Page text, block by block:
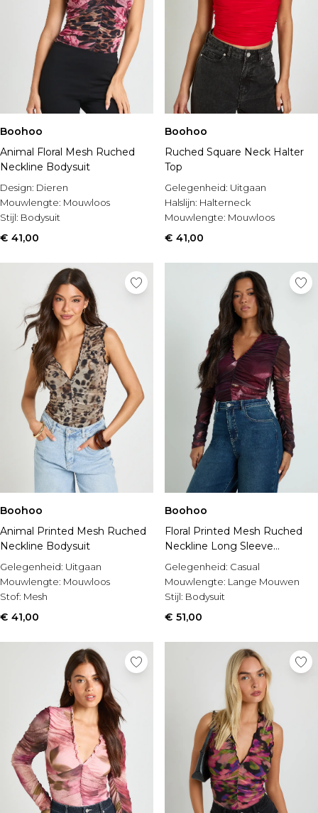
Boohoo
Animal Floral Mesh Ruched
Neckline Bodysuit
Design: Dieren
Mouwlengte: Mouwloos
Stijl: Bodysuit
€ 41,00
Boohoo
Ruched Square Neck Halter
Top
Gelegenheid: Uitgaan
Halslijn: Halterneck
Mouwlengte: Mouwloos
€ 41,00
Boohoo
Animal Printed Mesh Ruched
Neckline Bodysuit
Gelegenheid: Uitgaan
Mouwlengte: Mouwloos
Stof: Mesh
€ 41,00
Boohoo
Floral Printed Mesh Ruched
Neckline Long Sleeve
Bodysuit
Gelegenheid: Casual
Mouwlengte: Lange Mouwen
Stijl: Bodysuit
€ 51,00